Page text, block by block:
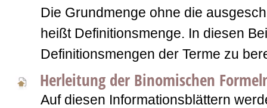
Die Grundmenge ohne die
heißt Definitionsmenge. In diesen
Definitionsmengen der Terme zu
Herleitung der Binomischen
Auf diesen Informationsblättern